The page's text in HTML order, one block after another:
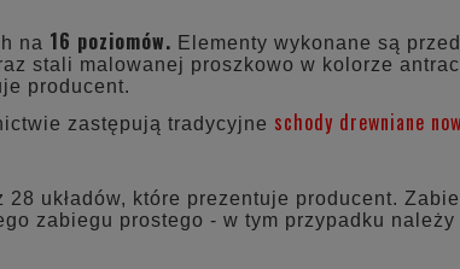
na 16 poziomów. Elementy wykonane są
stali malowanej proszkowo w kolorze
producent.
zastępują tradycyjne schody drewniane
układów, które prezentuje producent.
zabiegu prostego - w tym przypadku